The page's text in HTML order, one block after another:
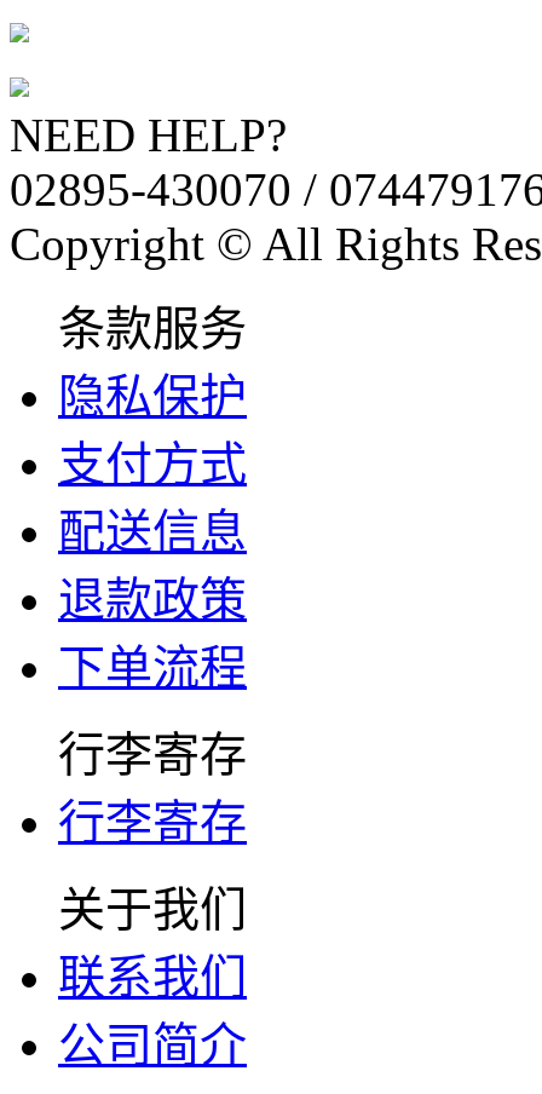
NEED HELP?
02895-430070 /
Copyright © All Rights
条款服务
隐私保护
支付方式
配送信息
退款政策
下单流程
行李寄存
行李寄存
关于我们
联系我们
公司简介